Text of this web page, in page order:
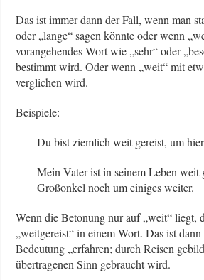
Das ist immer dann der Fall, wenn man
oder „lange“ sagen könnte oder wenn
vorangehendes Wort wie „sehr“ oder
bestimmt wird. Oder wenn „weit“ mit
verglichen wird.
Beispiele:
Du bist ziemlich weit gereist, um
Mein Vater ist in seinem Leben weit
Großonkel noch um einiges weiter.
Wenn die Betonung nur auf „weit“ liegt,
„weitgereist“ in einem Wort. Das ist
Bedeutung „erfahren; durch Reisen
übertragenen Sinn gebraucht wird.